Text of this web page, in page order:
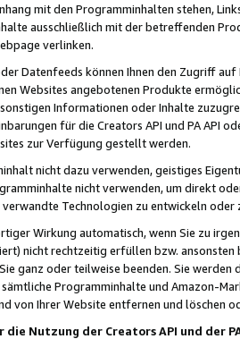
mit den Programminhalten stehen,
ausschließlich mit der betreffenden
verlinken.
Datenfeeds können Ihnen den Zugriff
Websites angebotenen Produkte
Informationen oder Inhalte
für die Creators API und PA API
zur Verfügung gestellt werden.
nicht dazu verwenden, geistiges
nicht verwenden, um direkt
Technologien zu entwickeln
Wirkung automatisch, wenn Sie zu
nicht rechtzeitig erfüllen bzw. ansonsten
ganz oder teilweise beenden. Sie werden
Programminhalte und Amazon-
von Ihrer Website entfernen und löschen
Nutzung der Creators API und der